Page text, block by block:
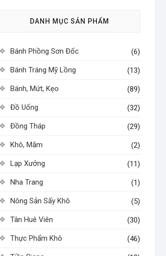
DANH MỤC SẢN PHẨM
Bánh Phồng Sơn Đốc (6)
Bánh Tráng Mỹ Lồng (13)
Bánh, Mứt, Kẹo (89)
Đồ Uống (32)
Đồng Tháp (29)
Khô, Mắm (2)
Lạp Xưởng (11)
Nha Trang (1)
Nông Sản Sấy Khô (5)
Tân Huê Viên (30)
Thực Phẩm Khô (46)